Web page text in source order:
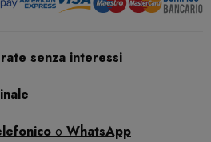
senza interessi
o WhatsApp